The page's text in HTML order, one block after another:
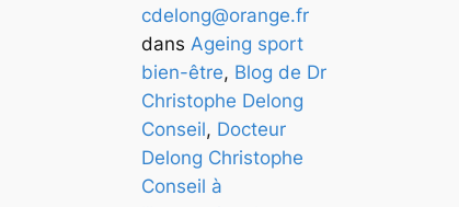
cdelong@orange.fr
dans Ageing sport
bien-être, Blog de Dr
Christophe Delong
Conseil, Docteur
Delong Christophe
Conseil à